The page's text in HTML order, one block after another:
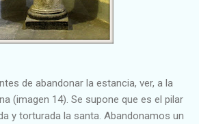
de abandonar la estancia, ver, a la
(imagen 14). Se supone que es el pilar
y torturada la santa. Abandonamos un